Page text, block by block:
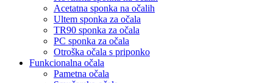
Acetatna sponka na očalih
Ultem sponka za očala
TR90 sponka za očala
PC sponka za očala
Otroška očala s priponko
Funkcionalna očala
Pametna očala